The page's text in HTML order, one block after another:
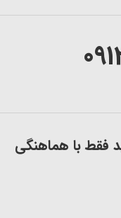
فقط با هماهنگی